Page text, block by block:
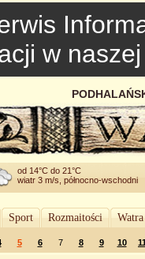
w
od 14°C do 21°C
wiatr 3 m/s, północno-wschodni
Sport Rozmaitości
5 6 7 8 9 10